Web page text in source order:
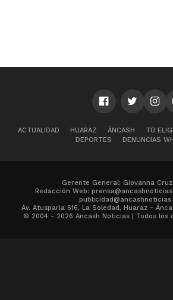
ACTUALIDAD HUARAZ ÁNCASH TÚ
DEPORTES
DENUNCIAS
Gerente General: Giovanna
Redacción Web:
Av. Atusparia 616, La Soledad, Huaraz -
© 2004 - 2026 Ancash Noticias | Todos los